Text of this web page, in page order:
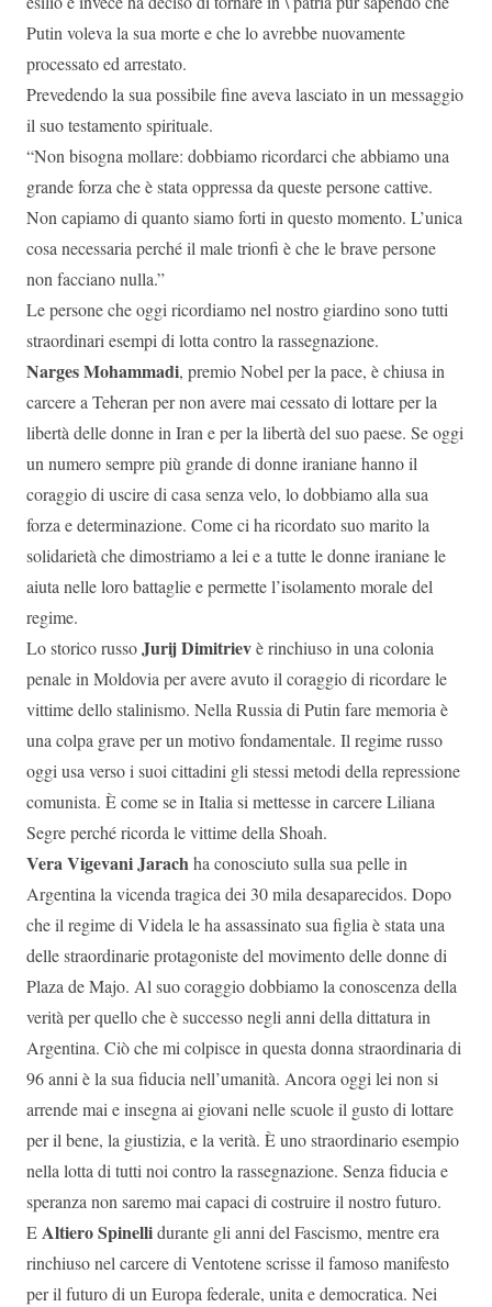
Putin voleva la sua morte e che lo avrebbe nuovamente
processato ed arrestato.
Prevedendo la sua possibile fine aveva lasciato in un messaggio
il suo testamento spirituale.
“Non bisogna mollare: dobbiamo ricordarci che abbiamo una
grande forza che è stata oppressa da queste persone cattive.
Non capiamo di quanto siamo forti in questo momento. L’unica
cosa necessaria perché il male trionfi è che le brave persone
non facciano nulla.”
Le persone che oggi ricordiamo nel nostro giardino sono tutti
straordinari esempi di lotta contro la rassegnazione.
Narges Mohammadi, premio Nobel per la pace, è chiusa in
carcere a Teheran per non avere mai cessato di lottare per la
libertà delle donne in Iran e per la libertà del suo paese. Se oggi
un numero sempre più grande di donne iraniane hanno il
coraggio di uscire di casa senza velo, lo dobbiamo alla sua
forza e determinazione. Come ci ha ricordato suo marito la
solidarietà che dimostriamo a lei e a tutte le donne iraniane le
aiuta nelle loro battaglie e permette l’isolamento morale del
regime.
Lo storico russoJurij Dimitrievè rinchiuso in una colonia
penale in Moldovia per avere avuto il coraggio di ricordare le
vittime dello stalinismo. Nella Russia di Putin fare memoria è
una colpa grave per un motivo fondamentale. Il regime russo
oggi usa verso i suoi cittadini gli stessi metodi della repressione
comunista. È come se in Italia si mettesse in carcere Liliana
Segre perché ricorda le vittime della Shoah.
Vera Vigevani Jarachha conosciuto sulla sua pelle in
Argentina la vicenda tragica dei 30 mila desaparecidos. Dopo
che il regime di Videla le ha assassinato sua figlia è stata una
delle straordinarie protagoniste del movimento delle donne di
Plaza de Majo. Al suo coraggio dobbiamo la conoscenza della
verità per quello che è successo negli anni della dittatura in
Argentina. Ciò che mi colpisce in questa donna straordinaria di
96 anni è la sua fiducia nell’umanità. Ancora oggi lei non si
arrende mai e insegna ai giovani nelle scuole il gusto di lottare
per il bene, la giustizia, e la verità. È uno straordinario esempio
nella lotta di tutti noi contro la rassegnazione. Senza fiducia e
speranza non saremo mai capaci di costruire il nostro futuro.
EAltiero Spinellidurante gli anni del Fascismo, mentre era
rinchiuso nel carcere di Ventotene scrisse il famoso manifesto
per il futuro di un Europa federale, unita e democratica. Nei